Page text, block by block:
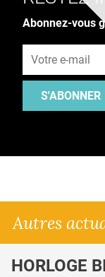
Abonnez-vous
S'ABONNER
Autres
HORLOGE